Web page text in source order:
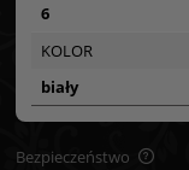
6
KOLOR
biały
Bezpieczeństwo